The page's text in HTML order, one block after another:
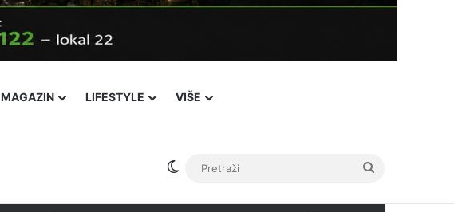
MAGAZIN LIFESTYLE VIŠE
Switch skin